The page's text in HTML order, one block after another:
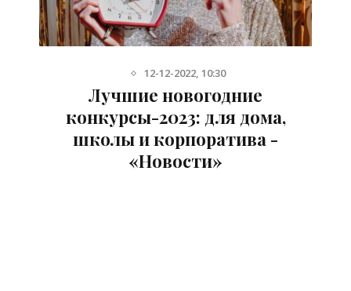
12-12-2022, 10:30
Лучшие новогодние
конкурсы-2023: для дома,
школы и корпоратива -
«Новости»